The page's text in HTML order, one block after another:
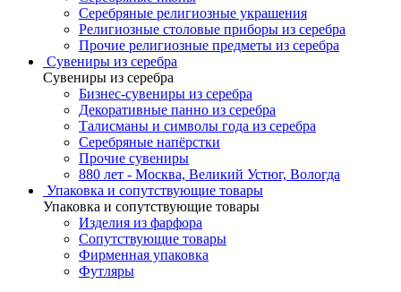
Серебряные религиозные украшения
Религиозные столовые приборы из серебра
Прочие религиозные предметы из серебра
Сувениры из серебра
Сувениры из серебра
Бизнес-сувениры из серебра
Декоративные панно из серебра
Талисманы и символы года из серебра
Серебряные напёрстки
Прочие сувениры
880 лет - Москва, Великий Устюг, Вологда
Упаковка и сопутствующие товары
Упаковка и сопутствующие товары
Изделия из фарфора
Сопутствующие товары
Фирменная упаковка
Футляры